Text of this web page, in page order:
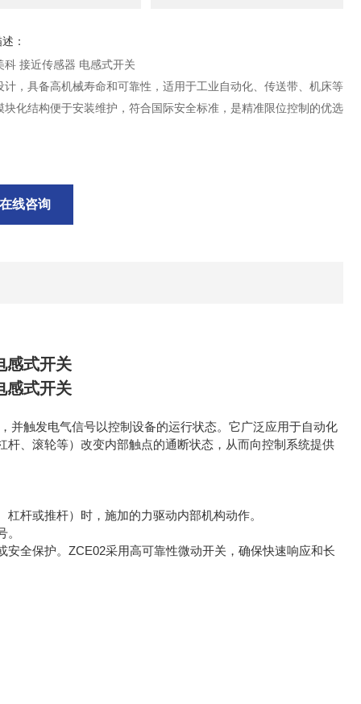
：
科 接近传感器 电感式开关
计，具备高机械寿命和可靠性，适用于工业自动化、传送带、机床等
块化结构便于安装维护，符合国际安全标准，是精准限位控制的优选
在线咨询
感式开关
感式开关
并触发电气信号以控制设备的运行状态。它广泛应用于自动化
、滚轮等）改变内部触点的通断状态，从而向控制系统提供
杆或推杆）时，施加的力驱动内部机构动作。
全保护。ZCE02采用高可靠性微动开关，确保快速响应和长